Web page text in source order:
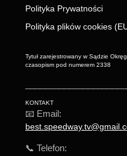
Polityka Prywatności
Polityka plików cookies
Tytuł zarejestrowany w Sądzie
czasopism pod numerem 2338
KONTAKT
📧 Email:
📞 Telefon: